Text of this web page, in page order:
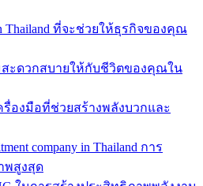
Thailand ที่จะช่วยให้ธุรกิจของคุณ
ะดวกสบายให้กับชีวิตของคุณใน
รื่องมือที่ช่วยสร้างพลังบวกและ
company in Thailand การ
พสูงสุด